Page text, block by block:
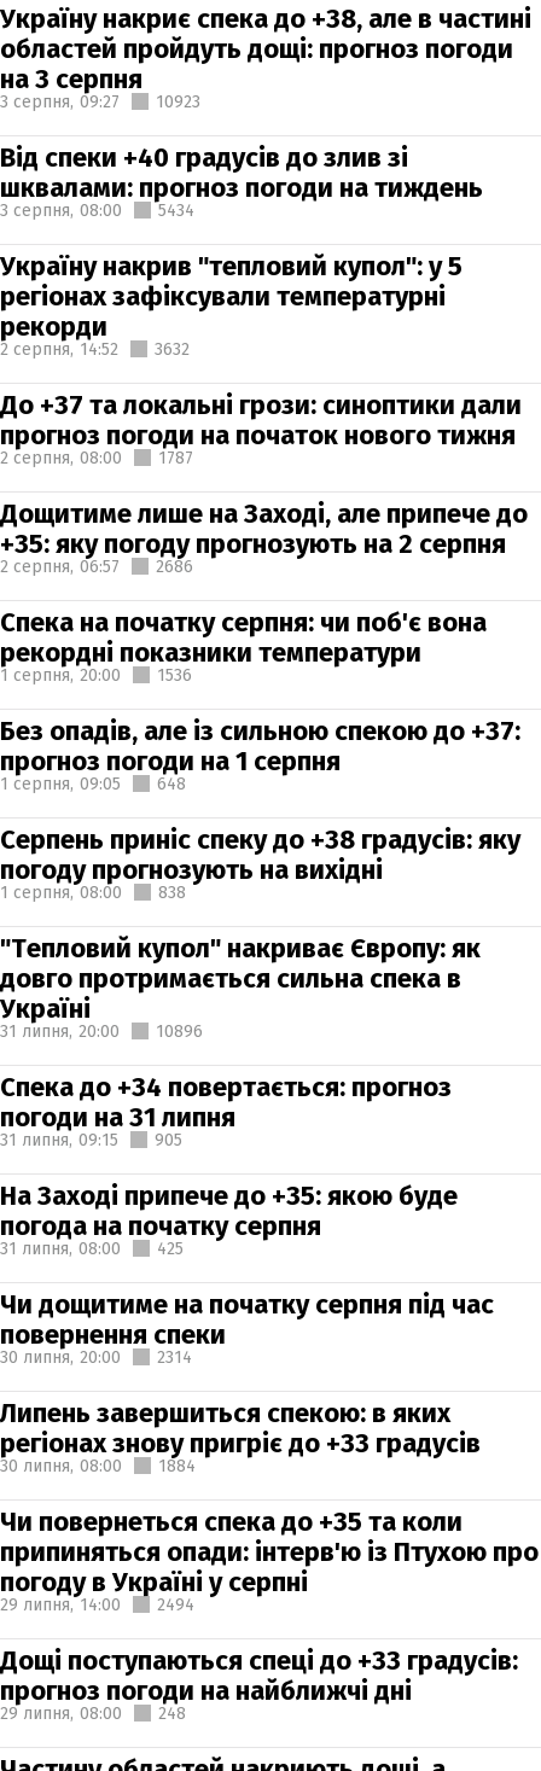
Україну накриє спека до +38, але в частині
областей пройдуть дощі: прогноз погоди
на 3 серпня
3 серпня, 09:27 10923
Від спеки +40 градусів до злив зі
шквалами: прогноз погоди на тиждень
3 серпня, 08:00 5434
Україну накрив "тепловий купол": у 5
регіонах зафіксували температурні
рекорди
2 серпня, 14:52 3632
До +37 та локальні грози: синоптики дали
прогноз погоди на початок нового тижня
2 серпня, 08:00 1787
Дощитиме лише на Заході, але припече до
+35: яку погоду прогнозують на 2 серпня
2 серпня, 06:57 2686
Спека на початку серпня: чи поб'є вона
рекордні показники температури
1 серпня, 20:00 1536
Без опадів, але із сильною спекою до +37:
прогноз погоди на 1 серпня
1 серпня, 09:05 648
Серпень приніс спеку до +38 градусів: яку
погоду прогнозують на вихідні
1 серпня, 08:00 838
"Тепловий купол" накриває Європу: як
довго протримається сильна спека в
Україні
31 липня, 20:00 10896
Спека до +34 повертається: прогноз
погоди на 31 липня
31 липня, 09:15 905
На Заході припече до +35: якою буде
погода на початку серпня
31 липня, 08:00 425
Чи дощитиме на початку серпня під час
повернення спеки
30 липня, 20:00 2314
Липень завершиться спекою: в яких
регіонах знову пригріє до +33 градусів
30 липня, 08:00 1884
Чи повернеться спека до +35 та коли
припиняться опади: інтерв'ю із Птухою про
погоду в Україні у серпні
29 липня, 14:00 2494
Дощі поступаються спеці до +33 градусів:
прогноз погоди на найближчі дні
29 липня, 08:00 248